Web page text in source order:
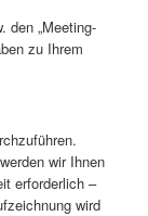
den „Meeting-
zu Ihrem
wir Ihnen
erforderlich –
wird